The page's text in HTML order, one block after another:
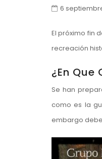
6
El próximo fin
recreación
¿En Que
Se han
como es la
embargo